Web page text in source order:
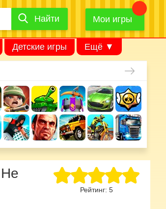
Найти
Найти Мои игры
Детские игры Ещё ▼
Рейтинг: 5